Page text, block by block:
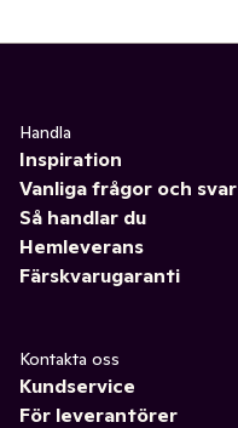
Handla
Inspiration
Vanliga frågor och svar
Så handlar du
Hemleverans
Färskvarugaranti
Kontakta oss
Kundservice
För leverantörer